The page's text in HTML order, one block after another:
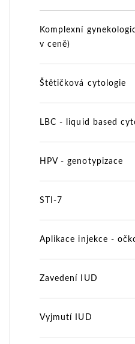
Komplexní
v ceně)
Štětičková cytologie
LBC - liquid based
HPV - genotypizace
STI-7
Aplikace injekce -
Zavedení IUD
Vyjmutí IUD